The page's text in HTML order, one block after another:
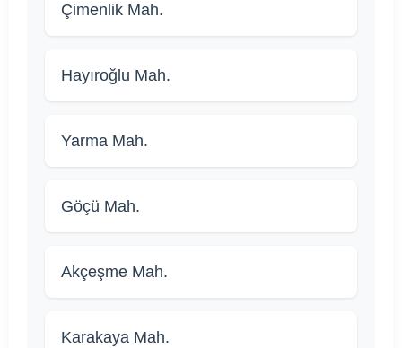
Çimenlik Mah.
Hayıroğlu Mah.
Yarma Mah.
Göçü Mah.
Akçeşme Mah.
Karakaya Mah.